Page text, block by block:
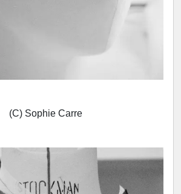
(C) Sophie Carre